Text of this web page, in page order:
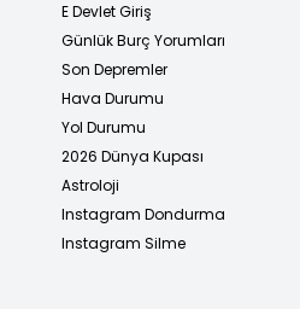
E Devlet Giriş
Günlük Burç Yorumları
Son Depremler
Hava Durumu
Yol Durumu
2026 Dünya Kupası
Astroloji
Instagram Dondurma
Instagram Silme